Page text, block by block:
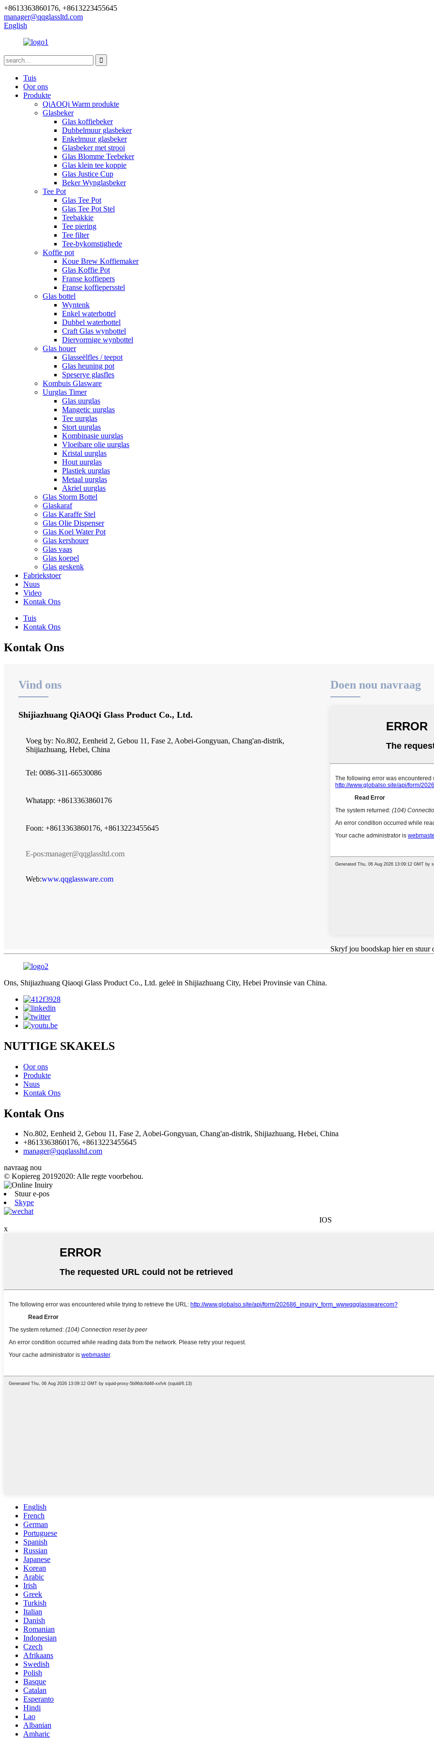
+8613363860176, +8613223455645
manager@qqglassltd.com
English
Tuis
Oor ons
Produkte
QiAOQi Warm produkte
Glasbeker
Glas koffiebeker
Dubbelmuur glasbeker
Enkelmuur glasbeker
Glasbeker met strooi
Glas Blomme Teebeker
Glas klein tee koppie
Glas Justice Cup
Beker Wynglasbeker
Tee Pot
Glas Tee Pot
Glas Tee Pot Stel
Teebakkie
Tee piering
Tee filter
Tee-bykomstighede
Koffie pot
Koue Brew Koffiemaker
Glas Koffie Pot
Franse koffiepers
Franse koffiepersstel
Glas bottel
Wyntenk
Enkel waterbottel
Dubbel waterbottel
Craft Glas wynbottel
Diervormige wynbottel
Glas houer
Glasseëlfles / teepot
Glas heuning pot
Speserye glasfles
Kombuis Glasware
Uurglas Timer
Glas uurglas
Mangetic uurglas
Tee uurglas
Stort uurglas
Kombinasie uurglas
Vloeibare olie uurglas
Kristal uurglas
Hout uurglas
Plastiek uurglas
Metaal uurglas
Akriel uurglas
Glas Storm Bottel
Glaskaraf
Glas Karaffe Stel
Glas Olie Dispenser
Glas Koel Water Pot
Glas kershouer
Glas vaas
Glas koepel
Glas geskenk
Fabriekstoer
Nuus
Video
Kontak Ons
Tuis
Kontak Ons
Kontak Ons
Vind ons
Shijiazhuang QiAOQi Glass Product Co., Ltd.
Voeg by: No.802, Eenheid 2, Gebou 11, Fase 2, Aobei-Gongyuan, Chang'an-distrik,
Shijiazhuang, Hebei, China
Tel: 0086-311-66530086
Whatapp: +8613363860176
Foon: +8613363860176, +8613223455645
E-pos:manager@qqglassltd.com
Web:www.qqglassware.com
Doen nou navraag
Skryf jou boodskap hier en stuur
Ons, Shijiazhuang Qiaoqi Glass Product Co., Ltd. geleë in Shijiazhuang City, Hebei Provinsie van China.
NUTTIGE SKAKELS
Oor ons
Produkte
Nuus
Kontak Ons
Kontak Ons
No.802, Eenheid 2, Gebou 11, Fase 2, Aobei-Gongyuan, Chang'an-distrik, Shijiazhuang, Hebei, China
+8613363860176, +8613223455645
manager@qqglassltd.com
navraag nou
© Kopiereg 20192020: Alle regte voorbehou.
Stuur e-pos
Skype
IOS
x
English
French
German
Portuguese
Spanish
Russian
Japanese
Korean
Arabic
Irish
Greek
Turkish
Italian
Danish
Romanian
Indonesian
Czech
Afrikaans
Swedish
Polish
Basque
Catalan
Esperanto
Hindi
Lao
Albanian
Amharic